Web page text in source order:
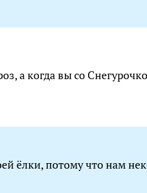
а когда вы со
ёлки, потому что нам